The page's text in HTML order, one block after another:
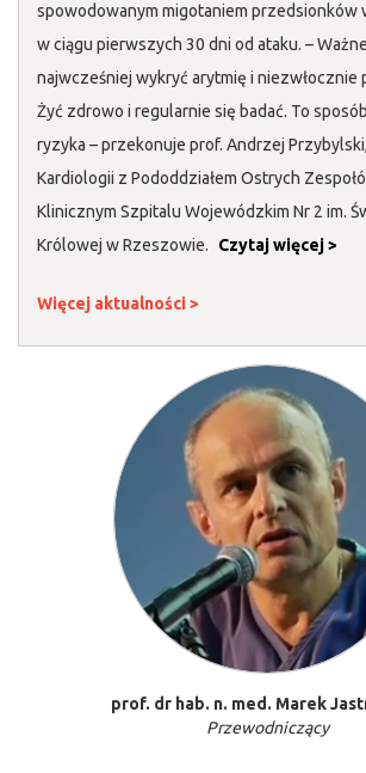
spowodowanym migotaniem przedsionków
w ciągu pierwszych 30 dni od ataku. –
najwcześniej wykryć arytmię i niezwłocznie
Żyć zdrowo i regularnie się badać. To
ryzyka – przekonuje prof. Andrzej
Kardiologii z Pododdziałem Ostrych
Klinicznym Szpitalu Wojewódzkim Nr 2 im.
Królowej w Rzeszowie.
Czytaj więcej >
Więcej aktualności >
prof. dr hab. n. med. Marek
Przewodniczący